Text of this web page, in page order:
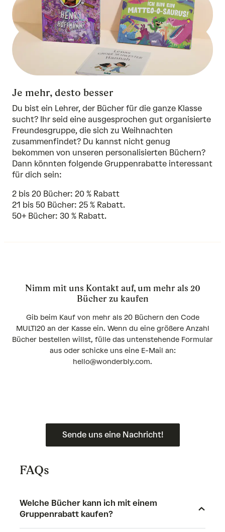
Je mehr, desto besser
Du bist ein Lehrer, der Bücher für die ganze Klasse
sucht? Ihr seid eine ausgesprochen gut organisierte
Freundesgruppe, die sich zu Weihnachten
zusammenfindet? Du kannst nicht genug
bekommen von unseren personalisierten Büchern?
Dann könnten folgende Gruppenrabatte interessant
für dich sein:
2 bis 20 Bücher: 20 % Rabatt
21 bis 50 Bücher: 25 % Rabatt.
50+ Bücher: 30 % Rabatt.
Nimm mit uns Kontakt auf, um mehr als 20
Bücher zu kaufen
Gib beim Kauf von mehr als 20 Büchern den Code
MULTI20 an der Kasse ein. Wenn du eine größere Anzahl
Bücher bestellen willst, fülle das untenstehende Formular
aus oder schicke uns eine E-Mail an:
hello@wonderbly.com.
Sende uns eine Nachricht!
FAQs
Welche Bücher kann ich mit einem
Gruppenrabatt kaufen?